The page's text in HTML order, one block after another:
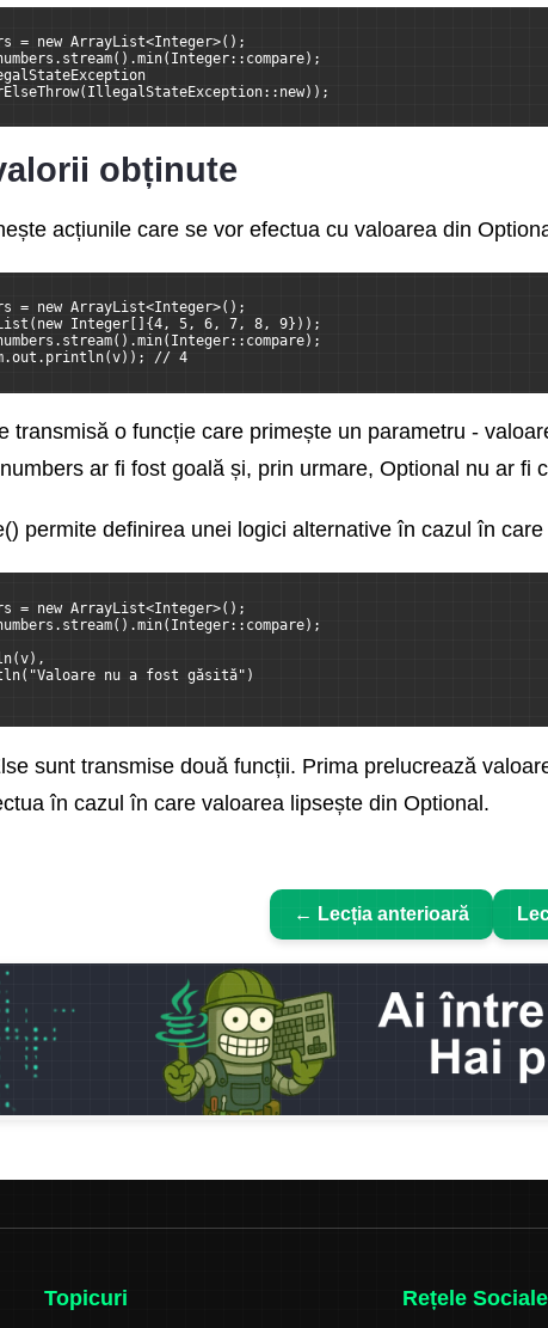
= new ArrayList<Integer>();
obținute
acțiunile care se vor efectua cu valoarea din
= new ArrayList<Integer>();
Integer[]{4, 5, 6, 7, 8, 9}));
// 4
transmisă o funcție care primește un parametru -
ar fi fost goală și, prin urmare, Optional nu ar fi
permite definirea unei logici alternative în cazul în
= new ArrayList<Integer>();
nu a fost găsită")
sunt transmise două funcții. Prima prelucrează
în cazul în care valoarea lipsește din Optional.
← Lecția anterioară
Topicuri Rețele Sociale